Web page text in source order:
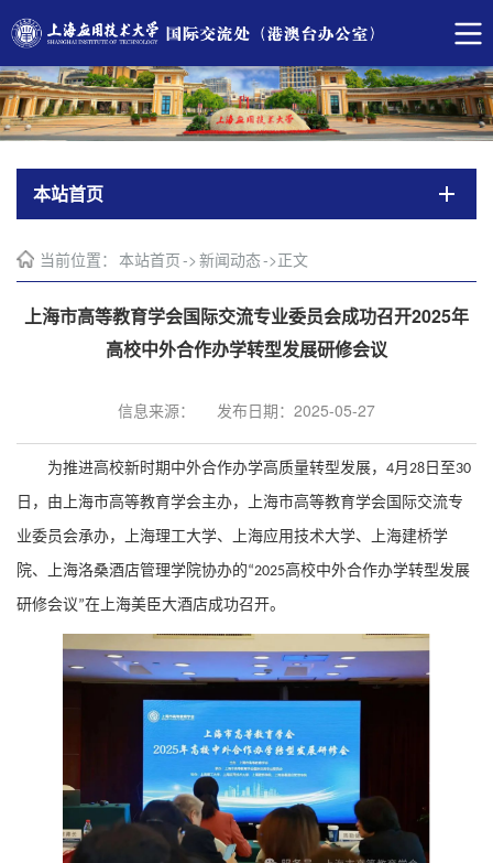
本站首页
当前位置： 本站首页->新闻动态->正文
上海市高等教育学会国际交流专业委员会成功召开2025年
高校中外合作办学转型发展研修会议
信息来源： 发布日期：2025-05-27
为推进高校新时期中外合作办学高质量转型发展， 4月 28 日至30
日，由上海市高等教育学会主办，上海市高等教育学会国际交流专
业委员会承办，上海理工大学、上海应用技术大学、上海建桥学
院、上海洛桑酒店管理学院协办的“2025高校中外合作办学转型发展
研修会议”在上海美臣大酒店成功召开。